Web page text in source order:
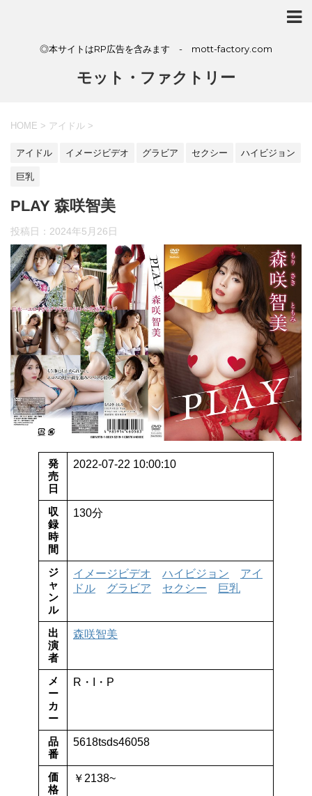
◎本サイトはRP広告を含みます - mott-factory.com
モット・ファクトリー
HOME > アイドル >
アイドル イメージビデオ グラビア セクシー ハイビジョン
巨乳
PLAY 森咲智美
投稿日： 2024年5月26日
発
売
日
2022-07-22 10:00:10
収
録
時
間
130分
ジ
ャ
ン
ル
イメージビデオ ハイビジョン
アイ
ドル
グラビア セクシー 巨乳
出
演
者
森咲智美
メ
ー
カ
ー
R・I・P
品
番
5618tsds46058
価
格
￥2138~